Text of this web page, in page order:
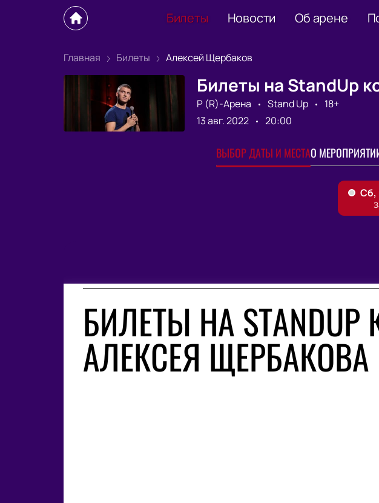
Билеты Новости Об арене
Главная Билеты Алексей Щербаков
Билеты на StandUp
Р (R)-Арена Stand Up
18+
13 авг. 2022
20:00
ВЫБОР ДАТЫ И МЕСТАО
БИЛЕТЫ НА
АЛЕКСЕЯ